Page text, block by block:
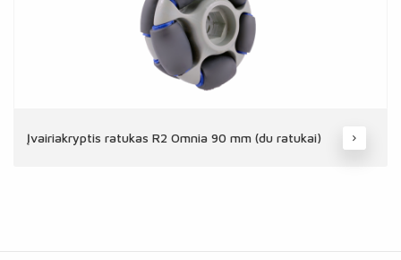
Įvairiakryptis ratukas R2 Omnia 90 mm (du ratukai)